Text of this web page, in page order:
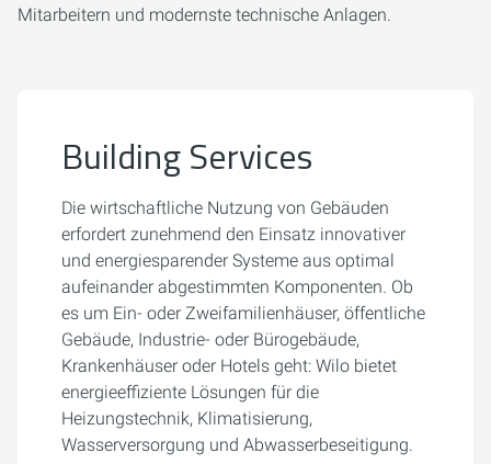
Mitarbeitern und modernste technische Anlagen.
Building Services
Die wirtschaftliche Nutzung von Gebäuden
erfordert zunehmend den Einsatz innovativer
und energiesparender Systeme aus optimal
aufeinander abgestimmten Komponenten. Ob
es um Ein- oder Zweifamilienhäuser, öffentliche
Gebäude, Industrie- oder Bürogebäude,
Krankenhäuser oder Hotels geht: Wilo bietet
energieeffiziente Lösungen für die
Heizungstechnik, Klimatisierung,
Wasserversorgung und Abwasserbeseitigung.